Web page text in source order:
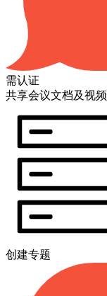
需认证
共享会议文档及视频
创建专题